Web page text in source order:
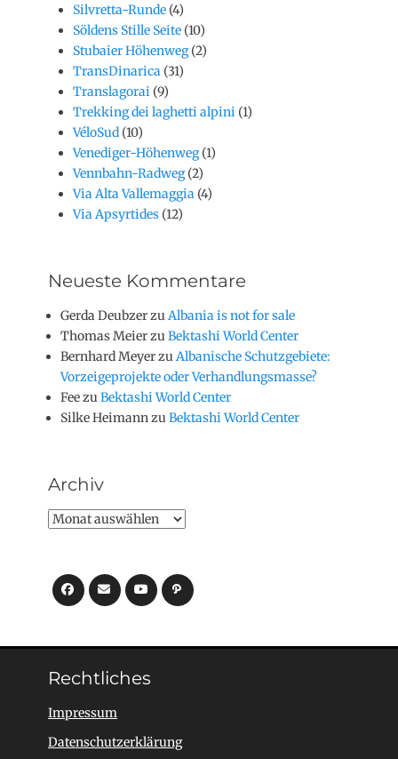
Silvretta-Runde (4)
Söldens Stille Seite (10)
Stubaier Höhenweg(2)
TransDinarica (31)
Translagorai (9)
Trekking dei laghetti alpini (1)
VéloSud (10)
Venediger-Höhenweg(1)
Vennbahn-Radweg(2)
Via Alta Vallemaggia (4)
Via Apsyrtides (12)
Neueste Kommentare
Gerda DeubzerzuAlbania is not for sale
Thomas MeierzuBektashi World Center
Bernhard MeyerzuAlbanische Schutzgebiete:
Vorzeigeprojekte oder Verhandlungsmasse?
FeezuBektashi World Center
Silke HeimannzuBektashi World Center
Archiv
Archiv
Facebook
E-
Mail
YouTube
Pfad
Rechtliches
Impressum
Datenschutzerklärung